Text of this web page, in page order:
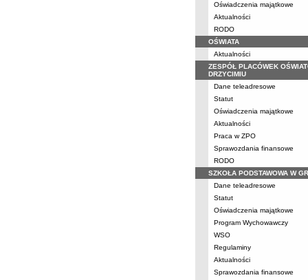
Oświadczenia majątkowe
Aktualności
RODO
OŚWIATA
Aktualności
ZESPÓŁ PLACÓWEK
DRZYCIMIU
Dane teleadresowe
Statut
Oświadczenia majątkowe
Aktualności
Praca w ZPO
Sprawozdania finansowe
RODO
SZKOŁA PODSTAWOWA W
Dane teleadresowe
Statut
Oświadczenia majątkowe
Program Wychowawczy
WSO
Regulaminy
Aktualności
Sprawozdania finansowe